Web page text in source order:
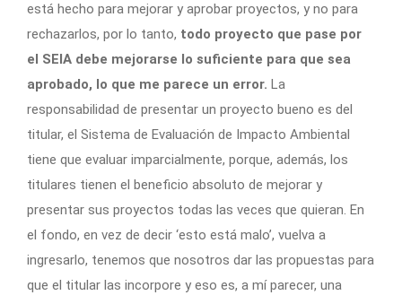
está hecho para mejorar y aprobar proyectos, y no para
rechazarlos, por lo tanto, todo proyecto que pase por
el SEIA debe mejorarse lo suficiente para que sea
aprobado, lo que me parece un error. La
responsabilidad de presentar un proyecto bueno es del
titular, el Sistema de Evaluación de Impacto Ambiental
tiene que evaluar imparcialmente, porque, además, los
titulares tienen el beneficio absoluto de mejorar y
presentar sus proyectos todas las veces que quieran. En
el fondo, en vez de decir ‘esto está malo’, vuelva a
ingresarlo, tenemos que nosotros dar las propuestas para
que el titular las incorpore y eso es, a mí parecer, una